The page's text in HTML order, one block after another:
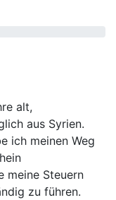
alt,
aus Syrien.
ich meinen Weg
meine Steuern
zu führen.